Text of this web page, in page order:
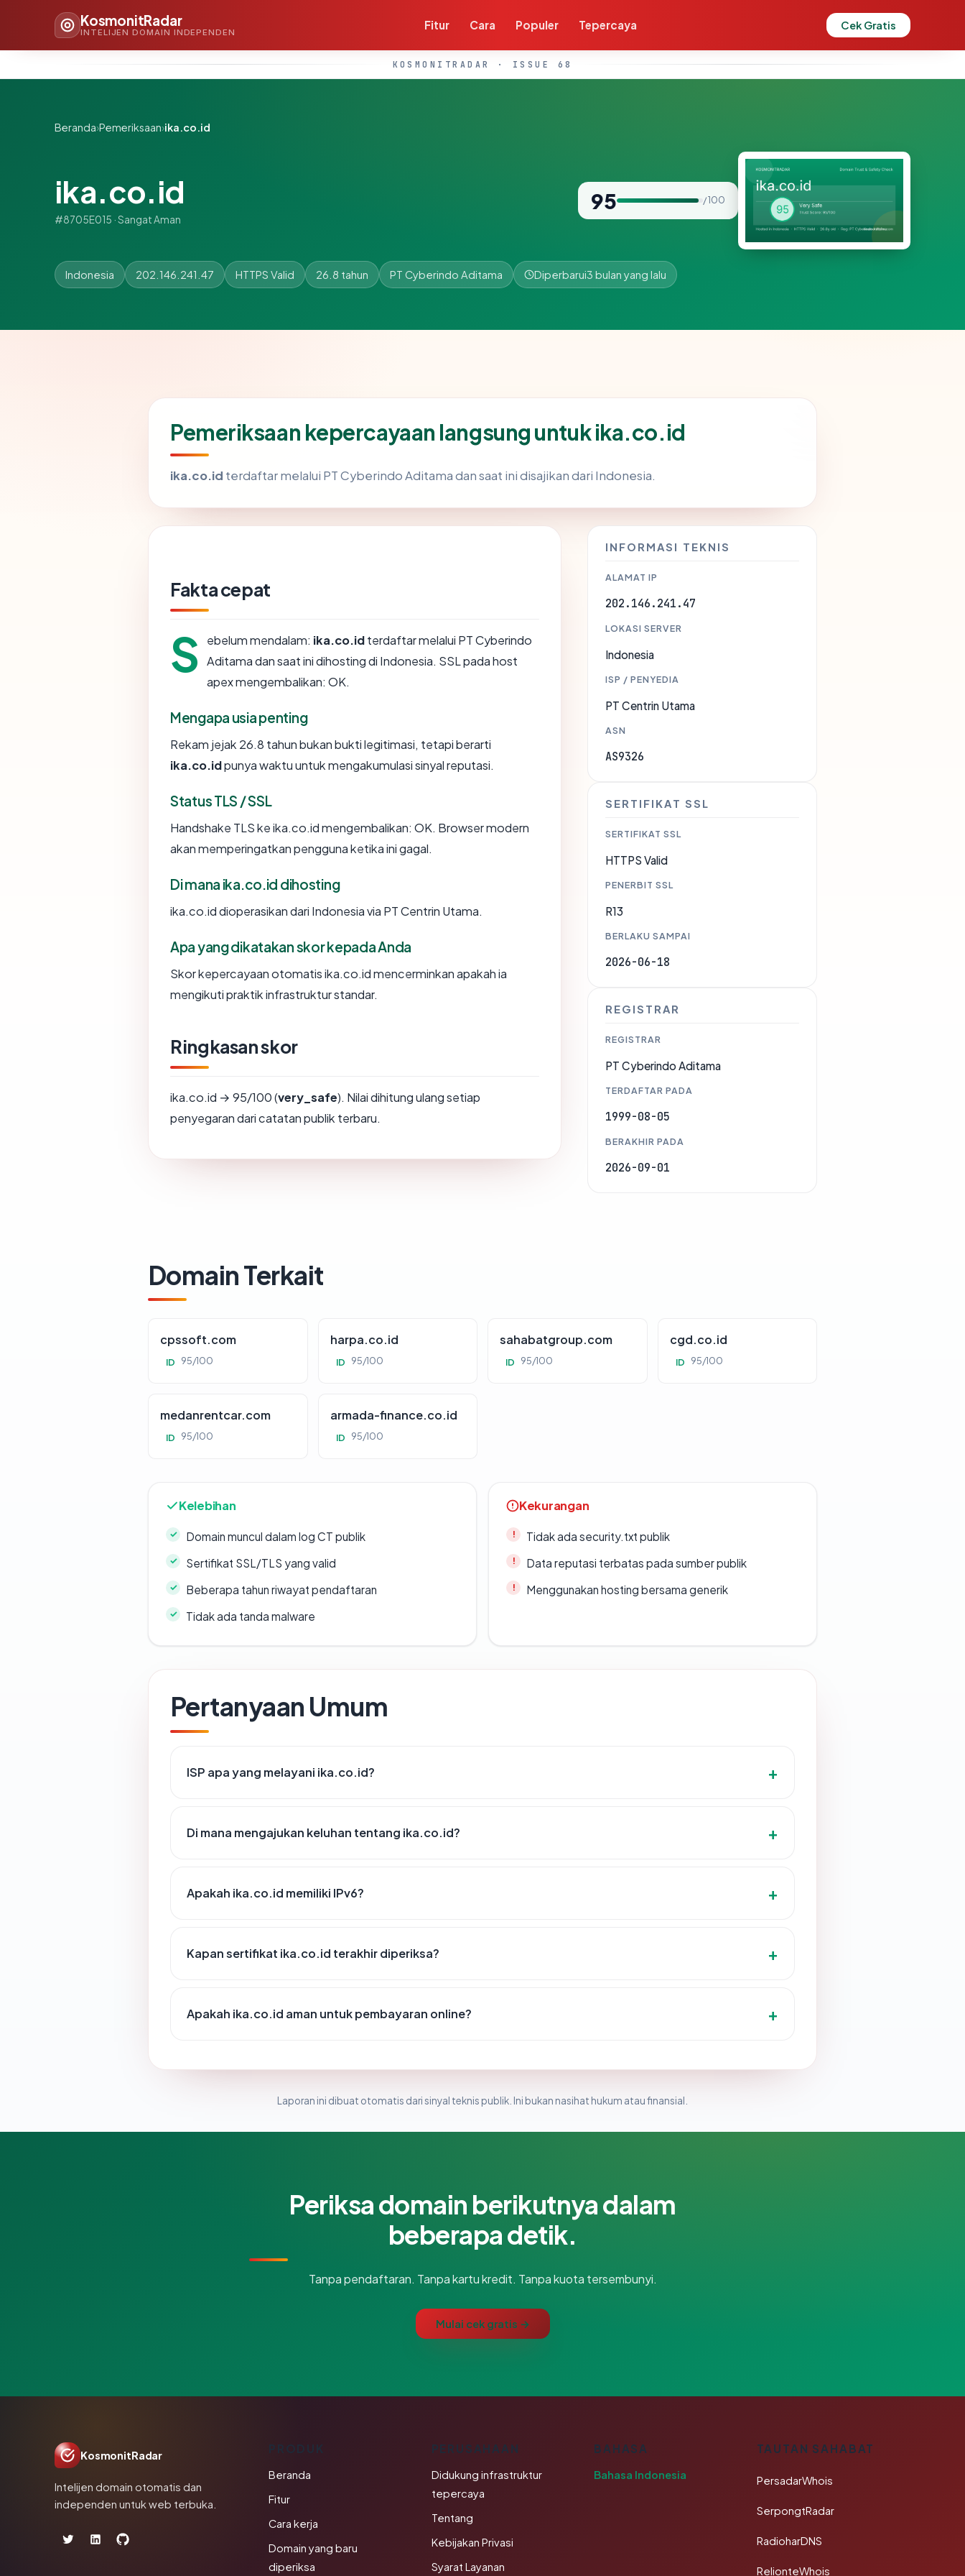
KosmonitRadar
INTELIJEN DOMAIN INDEPENDEN
Fitur Cara Populer Tepercaya Cek Gratis
KOSMONITRADAR · ISSUE 68
Beranda›Pemeriksaan›ika.co.id
ika.co.id
#8705E015 · Sangat Aman
95 / 100
Indonesia 202.146.241.47 HTTPS Valid 26.8 tahun PT Cyberindo Aditama Diperbarui3 bulan yang lalu
Pemeriksaan kepercayaan langsung untuk ika.co.id
ika.co.id terdaftar melalui PT Cyberindo Aditama dan saat ini disajikan dari Indonesia.
Fakta cepat
S ebelum mendalam: ika.co.idterdaftar melalui PT Cyberindo
Aditama dan saat ini dihosting di Indonesia. SSL pada host
apex mengembalikan: OK.
Mengapa usia penting
Rekam jejak 26.8 tahun bukan bukti legitimasi, tetapi berarti
ika.co.idpunya waktu untuk mengakumulasi sinyal reputasi.
Status TLS / SSL
Handshake TLS ke ika.co.id mengembalikan: OK. Browser modern
akan memperingatkan pengguna ketika ini gagal.
Di mana ika.co.id dihosting
ika.co.id dioperasikan dari Indonesia via PT Centrin Utama.
Apa yang dikatakan skor kepada Anda
Skor kepercayaan otomatis ika.co.id mencerminkan apakah ia
mengikuti praktik infrastruktur standar.
Ringkasan skor
ika.co.id → 95/100 (very_safe). Nilai dihitung ulang setiap
penyegaran dari catatan publik terbaru.
INFORMASI TEKNIS
ALAMAT IP
202.146.241.47
LOKASI SERVER
Indonesia
ISP / PENYEDIA
PT Centrin Utama
ASN
AS9326
SERTIFIKAT SSL
SERTIFIKAT SSL
HTTPS Valid
PENERBIT SSL
R13
BERLAKU SAMPAI
2026-06-18
REGISTRAR
REGISTRAR
PT Cyberindo Aditama
TERDAFTAR PADA
1999-08-05
BERAKHIR PADA
2026-09-01
Domain Terkait
cpssoft.com
ID 95/100
harpa.co.id
ID 95/100
sahabatgroup.com
ID 95/100
cgd.co.id
ID 95/100
medanrentcar.com
ID 95/100
armada-finance.co.id
ID 95/100
Kelebihan
Domain muncul dalam log CT publik
Sertifikat SSL/TLS yang valid
Beberapa tahun riwayat pendaftaran
Tidak ada tanda malware
Kekurangan
Tidak ada security.txt publik
Data reputasi terbatas pada sumber publik
Menggunakan hosting bersama generik
Pertanyaan Umum
ISP apa yang melayani ika.co.id?
Di mana mengajukan keluhan tentang ika.co.id?
Apakah ika.co.id memiliki IPv6?
Kapan sertifikat ika.co.id terakhir diperiksa?
Apakah ika.co.id aman untuk pembayaran online?
Laporan ini dibuat otomatis dari sinyal teknis publik. Ini bukan nasihat hukum atau finansial.
Periksa domain berikutnya dalam
beberapa detik.
Tanpa pendaftaran. Tanpa kartu kredit. Tanpa kuota tersembunyi.
Mulai cek gratis →
KosmonitRadar
Intelijen domain otomatis dan
independen untuk web terbuka.
Beranda
Fitur
Cara kerja
Domain yang baru
diperiksa
PERUSAHAAN
Didukung infrastruktur
tepercaya
Tentang
Kebijakan Privasi
Syarat Layanan
BAHASA
Bahasa Indonesia
TAUTAN SAHABAT
PersadarWhois
SerpongtRadar
RadioharDNS
RelionteWhois